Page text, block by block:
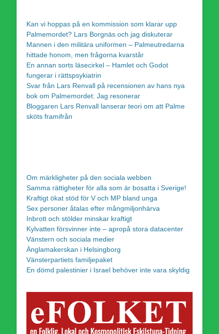
Kan vi hoppas på en kommission som klarar upp
Palmemordet? Lars Borgnäs och jag diskuterar
Mannen i den militära uniformen – Palmeutredarna
hittade honom, men frågorna kvarstår
En annan sorts läsecirkel – Hamlet och Godot
fungerar i rättspsykiatrin
Svar från Lars Renvall på recensionen av hans nya
bok om Palmemordet: Jag resonerar
Bloggaren Lars Renvall lanserar teori om att Palme
sköts framifrån
Om märkligheter på den sociala webben
Samma rättigheter för alla som är bosatta i Sverige!
Kraftigt ökat stöd för V och MP bland unga
Sex personer åtalas efter mångmiljonhärva
Inbrott och stölder minskar kraftigt
Kylvatten försvinner inte – apropå stora datacenter
Vänstern och sociala medier
Änglamakerskan i Helsingborg
Vänsterpartiets familjepaket
En dömd palestinier i Israel behöver inte vara skyldig